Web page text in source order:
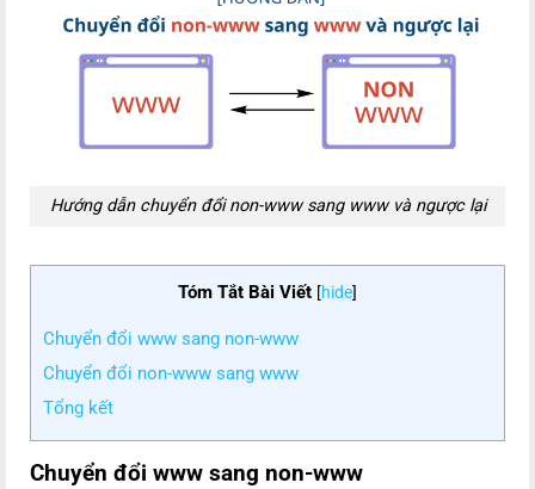
Hướng dẫn chuyển đổi non-www sang www và ngược lại
Tóm Tắt Bài Viết [hide]
Chuyển đổi www sang non-www
Chuyển đổi non-www sang www
Tổng kết
Chuyển đổi www sang non-www